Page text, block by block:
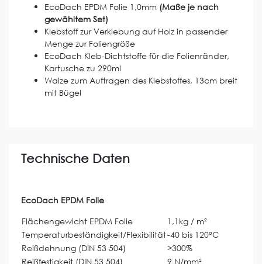
EcoDach EPDM Folie 1,0mm (Maße je nach
gewähltem Set)
Klebstoff zur Verklebung auf Holz in passender
Menge zur Foliengröße
EcoDach Kleb-Dichtstoffe für die Folienränder,
Kartusche zu 290ml
Walze zum Auftragen des Klebstoffes, 13cm breit
mit Bügel
Technische Daten
EcoDach EPDM Folie
Flächengewicht EPDM Folie
1,1kg / m²
Temperaturbeständigkeit/Flexibilität-40 bis 120°C
Reißdehnung (DIN 53 504)
>300%
Reißfestigkeit (DIN 53 504)
9 N/mm²